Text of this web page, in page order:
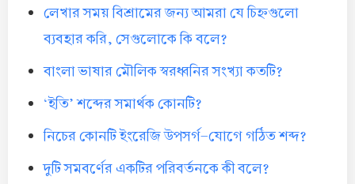
লেখার সময় বিশ্রামের জন্য আমরা যে চিহ্নগুলো
ব্যবহার করি, সেগুলোকে কি বলে?
বাংলা ভাষার মৌলিক স্বরধ্বনির সংখ্যা কতটি?
‘ইতি’ শব্দের সমার্থক কোনটি?
নিচের কোনটি ইংরেজি উপসর্গ-যোগে গঠিত শব্দ?
দুটি সমবর্ণের একটির পরিবর্তনকে কী বলে?